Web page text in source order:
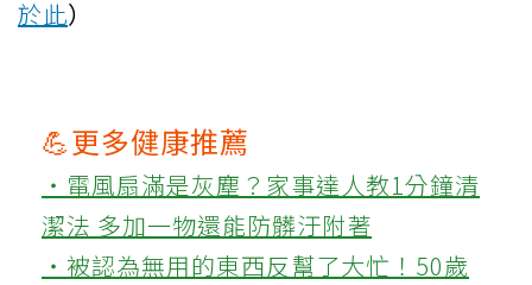
於此）
💪更多健康推薦
‧電風扇滿是灰塵？家事達人教1分鐘清
潔法 多加一物還能防髒汙附著
‧被認為無用的東西反幫了大忙！50歲